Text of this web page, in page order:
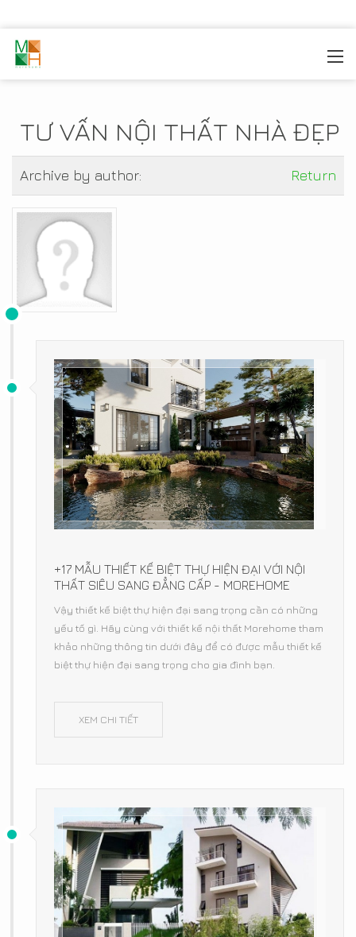
TƯ VẤN NỘI THẤT NHÀ ĐẸP
Archive by author: Return
+17 MẪU THIẾT KẾ BIỆT THỰ HIỆN ĐẠI VỚI NỘI
THẤT SIÊU SANG ĐẲNG CẤP - MOREHOME
Vậy thiết kế biệt thự hiện đại sang trọng cần có những
yếu tố gì. Hãy cùng với thiết kế nội thất Morehome tham
khảo những thông tin dưới đây để có được mẫu thiết kế
biệt thự hiện đại sang trọng cho gia đình bạn.
XEM CHI TIẾT